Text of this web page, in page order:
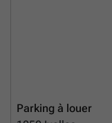
Parking à louer